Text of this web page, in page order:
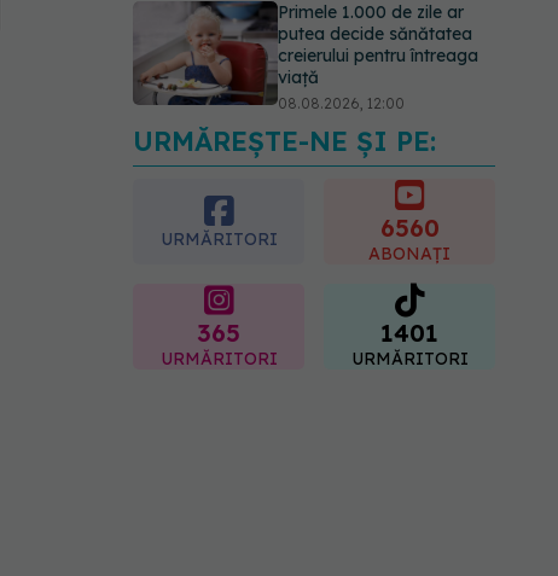
Primele 1.000 de zile ar
putea decide sănătatea
creierului pentru întreaga
viață
08.08.2026, 12:00
Trucul simplu care face
pepenele verde mult mai
08.08.2026, 15:32
URMĂREȘTE-NE ȘI PE:
URMĂRITORI 6560
ABONAȚI
365
URMĂRITORI
1401
URMĂRITORI